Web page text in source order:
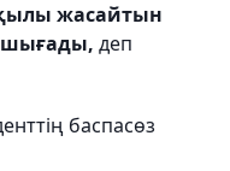
жасайтын
шығады, деп
баспасөз